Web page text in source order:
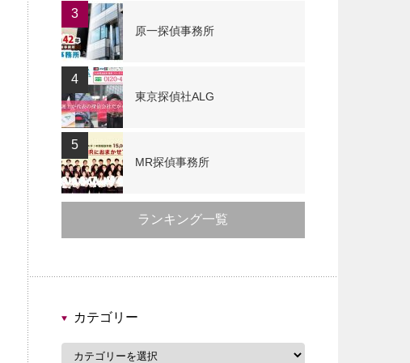
3
原一探偵事務所
4
東京探偵社ALG
5
MR探偵事務所
ランキング一覧
カテゴリー